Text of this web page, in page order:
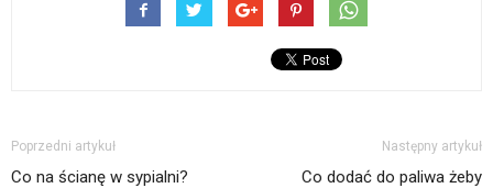
Poprzedni artykuł
Co na ścianę w sypialni?
Następny artykuł
Co dodać do paliwa żeby